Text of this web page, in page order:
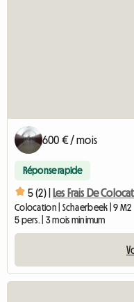
600 € / mois
Réponse rapide
5 (2) | Les Frais De
Colocation | Schaerbeek | 9 M2
5 pers. | 3 mois minimum